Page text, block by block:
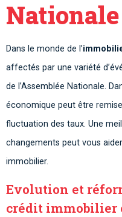
Nationale
Dans le monde de l’
affectés par une variété
de l’Assemblée Nationale.
économique peut être
fluctuation des taux. Une
changements peut vous
immobilier.
Evolution et
crédit immobilier